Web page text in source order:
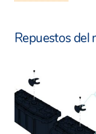
Repuestos del